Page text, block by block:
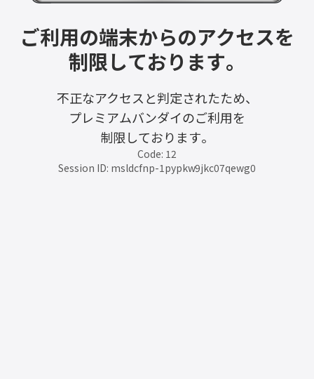
ご利用の端末からのアクセスを
制限しております。
不正なアクセスと判定されたため、
プレミアムバンダイのご利用を
制限しております。
Code: 12
Session ID: msldcfnp-1pypkw9jkc07qewg0